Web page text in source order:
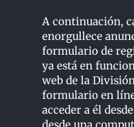
A continuación,
enorgullece
formulario de
ya está en
web de la
formulario en
acceder a él
desde una